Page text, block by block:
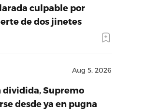
culpable por
de dos jinetes
Aug 5, 2026
dividida, Supremo
desde ya en pugna